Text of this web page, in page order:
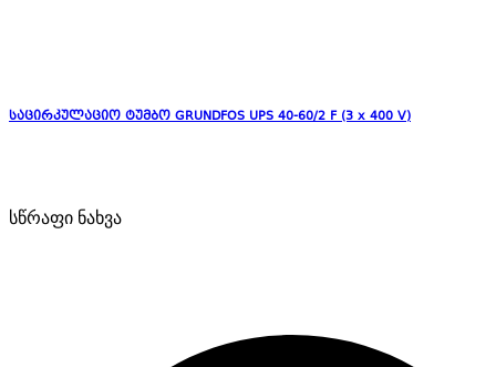
საცირკულაციო ტუმბო GRUNDFOS UPS 40-60/2 F (3 x 400 V)
სწრაფი ნახვა